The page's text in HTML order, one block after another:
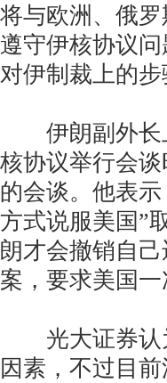
将与欧洲、俄
遵守伊核协议
对伊制裁上的步
伊朗副外长
核协议举行会
的会谈。他表
方式说服美国”
朗才会撤销自
案，要求美国
光大证券认
因素，不过目